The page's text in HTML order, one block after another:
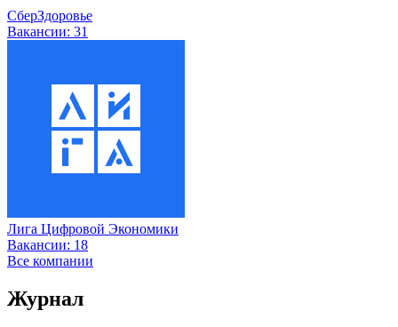
СберЗдоровье
Вакансии: 31
Лига Цифровой Экономики
Вакансии: 18
Все компании
Журнал